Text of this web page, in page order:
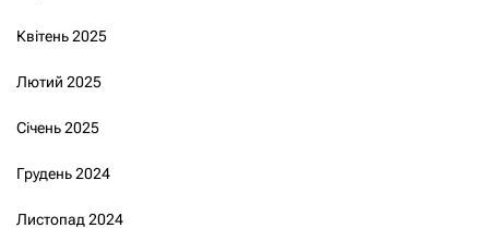
Квітень 2025
Лютий 2025
Січень 2025
Грудень 2024
Листопад 2024